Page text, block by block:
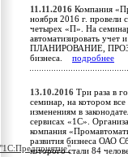
11.11.2016 Компания
ноября 2016 г. провели
четырех «П». На
автоматизировать учет
ПЛАНИРОВАНИЕ,
бизнеса. подробнее
13.10.2016 Три раза в
семинар, на котором
изменениям в
сервисах «1С».
компания
развития бизнеса ОАО
которого стали 84